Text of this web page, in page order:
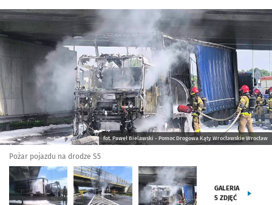
Kliknij, aby zobaczyć galerię
fot. Paweł Bielawski - Pomoc Drogowa Kąty Wrocławskie Wrocław
Pożar pojazdu na drodze S5
GALERIA
5 ZDJĘĆ